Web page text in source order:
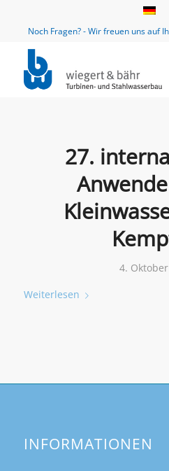
Noch Fragen? - Wir freuen uns auf
27.
4.
Weiterlesen
INFORMATIONEN